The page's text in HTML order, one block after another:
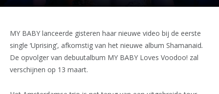
MY BABY lanceerde gisteren haar nieuwe video bij de eerste
single ‘Uprising’, afkomstig van het nieuwe album Shamanaid.
De opvolger van debuutalbum MY BABY Loves Voodoo! zal
verschijnen op 13 maart.